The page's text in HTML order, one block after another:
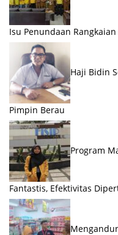
Isu Penundaan Rangkaian
Haji Bidin
Pimpin Berau
Program
Fantastis, Efektivitas